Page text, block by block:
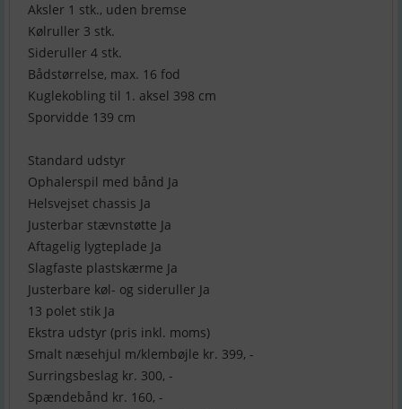
Aksler 1 stk., uden bremse
Kølruller 3 stk.
Sideruller 4 stk.
Bådstørrelse, max. 16 fod
Kuglekobling til 1. aksel 398 cm
Sporvidde 139 cm
Standard udstyr
Ophalerspil med bånd Ja
Helsvejset chassis Ja
Justerbar stævnstøtte Ja
Aftagelig lygteplade Ja
Slagfaste plastskærme Ja
Justerbare køl- og sideruller Ja
13 polet stik Ja
Ekstra udstyr (pris inkl. moms)
Smalt næsehjul m/klembøjle kr. 399, -
Surringsbeslag kr. 300, -
Spændebånd kr. 160, -